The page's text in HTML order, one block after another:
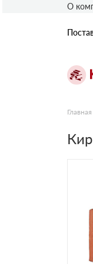
О
Главная